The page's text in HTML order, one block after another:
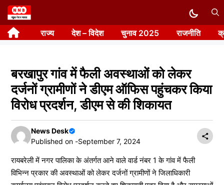
Skip
to
content राज्य देश – विदेश चुनाव 2025 राजनीति
बरखापुर गांव में फैली अवस्थाओं को लेकर
दर्जनों ग्रामीणों ने डीएम ऑफिस पहुंचकर किया
विरोध प्रदर्शन, डीएम से की शिकायत
News Desk
Published on -September 7, 2024
रायबरेली में नगर पालिका के अंतर्गत आने वाले वार्ड नंबर 1 के गांव में फैली
विभिन्न प्रकार की अवस्थाओं को लेकर दर्जनों ग्रामीणों ने जिलाधिकारी